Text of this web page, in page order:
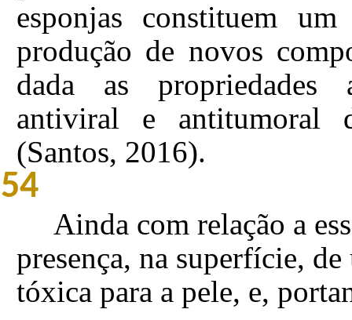
esponjas constituem
produção de novos
dada as propriedades
antiviral e antitumoral
(Santos, 2016).
54
Ainda com relação a
presença, na superfície,
tóxica para a pele, e,